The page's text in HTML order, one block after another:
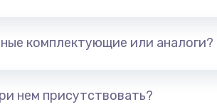
комплектующие или аналоги?
нем присутствовать?